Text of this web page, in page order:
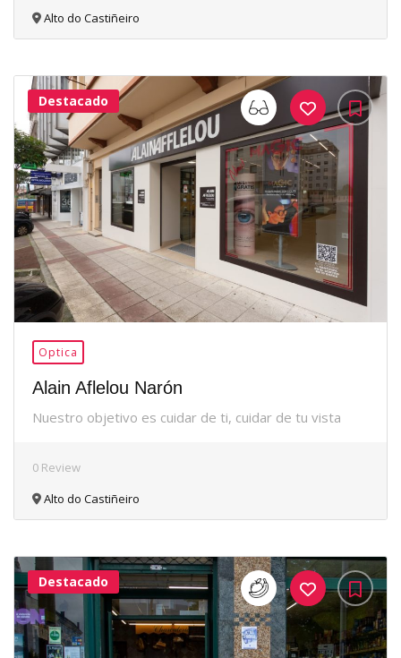
Alto do Castiñeiro
33Me
Gusta
Destacado
Optica
Alain Aflelou Narón
Nuestro objetivo es cuidar de ti, cuidar de tu vista
0 Review
Alto do Castiñeiro
36Me
Gusta
Destacado